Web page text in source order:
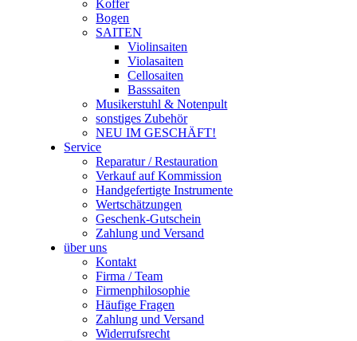
Koffer
Bogen
SAITEN
Violinsaiten
Violasaiten
Cellosaiten
Basssaiten
Musikerstuhl & Notenpult
sonstiges Zubehör
NEU IM GESCHÄFT!
Service
Reparatur / Restauration
Verkauf auf Kommission
Handgefertigte Instrumente
Wertschätzungen
Geschenk-Gutschein
Zahlung und Versand
über uns
Kontakt
Firma / Team
Firmenphilosophie
Häufige Fragen
Zahlung und Versand
Widerrufsrecht